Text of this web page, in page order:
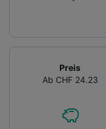
Preis
Ab CHF 24.23